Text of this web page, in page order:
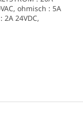
ohmisch : 5A
2A 24VDC,